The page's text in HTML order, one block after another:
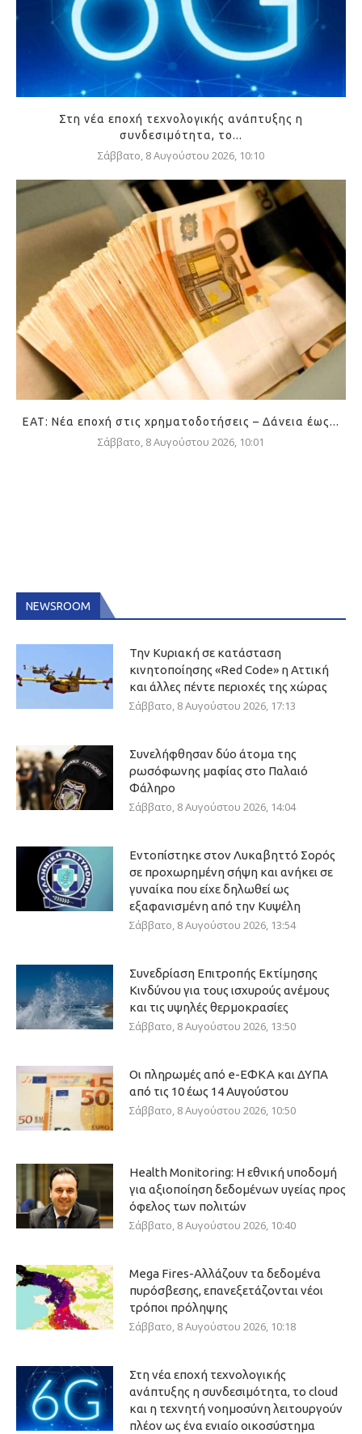
Στη νέα εποχή τεχνολογικής ανάπτυξης η
συνδεσιμότητα, το...
Σάββατο, 8 Αυγούστου 2026, 10:10
ΕΑΤ: Νέα εποχή στις χρηματοδοτήσεις – Δάνεια έως...
Σάββατο, 8 Αυγούστου 2026, 10:01
NEWSROOM
Την Κυριακή σε κατάσταση
κινητοποίησης «Red Code» η Αττική
και άλλες πέντε περιοχές της χώρας
Σάββατο, 8 Αυγούστου 2026, 17:13
Συνελήφθησαν δύο άτομα της
ρωσόφωνης μαφίας στο Παλαιό
Φάληρο
Σάββατο, 8 Αυγούστου 2026, 14:04
Εντοπίστηκε στον Λυκαβηττό Σορός
σε προχωρημένη σήψη και ανήκει σε
γυναίκα που είχε δηλωθεί ως
εξαφανισμένη από την Κυψέλη
Σάββατο, 8 Αυγούστου 2026, 13:54
Συνεδρίαση Επιτροπής Εκτίμησης
Κινδύνου για τους ισχυρούς ανέμους
και τις υψηλές θερμοκρασίες
Σάββατο, 8 Αυγούστου 2026, 13:50
Οι πληρωμές από e-ΕΦΚΑ και ΔΥΠΑ
από τις 10 έως 14 Αυγούστου
Σάββατο, 8 Αυγούστου 2026, 10:50
Health Monitoring: Η εθνική υποδομή
για αξιοποίηση δεδομένων υγείας προς
όφελος των πολιτών
Σάββατο, 8 Αυγούστου 2026, 10:40
Mega Fires-Αλλάζουν τα δεδομένα
πυρόσβεσης, επανεξετάζονται νέοι
τρόποι πρόληψης
Σάββατο, 8 Αυγούστου 2026, 10:18
Στη νέα εποχή τεχνολογικής
ανάπτυξης η συνδεσιμότητα, το cloud
και η τεχνητή νοημοσύνη λειτουργούν
πλέον ως ένα ενιαίο οικοσύστημα